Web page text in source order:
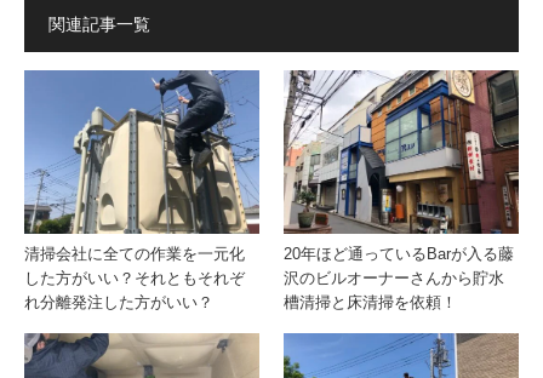
関連記事一覧
清掃会社に全ての作業を一元化
した方がいい？それともそれぞ
れ分離発注した方がいい？
20年ほど通っているBarが入る藤
沢のビルオーナーさんから貯水
槽清掃と床清掃を依頼！